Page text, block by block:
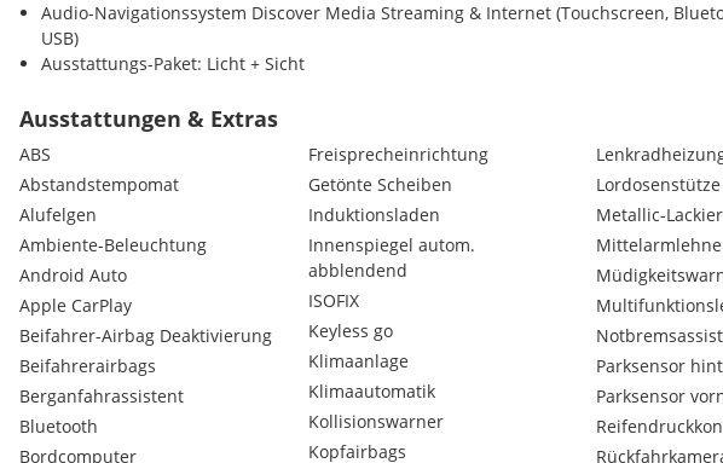
Audio-Navigationssystem Discover Media Streaming & Internet (Touchscreen,
USB)
Ausstattungs-Paket: Licht + Sicht
LM-Felgen 7,5x18 (Bergamo, schwarz)
Rückfahrkamera (Rear View)
Seitenscheiben hinten und Heckscheibe abgedunkelt
Sonderlackierung Kings Red Metallic
Sprachsteuerungs-System
Winterbereifung zusätzlich (Kundenangabe erforderlich)
3-Punkt-Sicherheitsgurt hinten mitte
Abbiege- und Allwetterlicht / Schlechtwetter-Licht
Airbag Fahrer-/Beifahrerseite, Beifahrerairbag abschaltbar
Ambiente-Beleuchtung (30 Farben)
Antennen-Diversity
Anti-Blockier-System (ABS)
Antriebsart: Frontantrieb
App-Connect inkl. App-Connect Wireless (Apple CarPlay, Android Auto)
Ausstattungen & Extras
ABS
Abstandstempomat
Alufelgen
Ambiente-Beleuchtung
Android Auto
Apple CarPlay
Beifahrer-Airbag Deaktivierung
Beifahrerairbags
Berganfahrassistent
Bluetooth
Bordcomputer
Freisprecheinrichtung
Getönte Scheiben
Induktionsladen
Innenspiegel autom.
abblendend
ISOFIX
Keyless go
Klimaanlage
Klimaautomatik
Kollisionswarner
Kopfairbags
Lordosenstütze
Metallic-
Mittelarmlehne
Parksensor
Parksensor